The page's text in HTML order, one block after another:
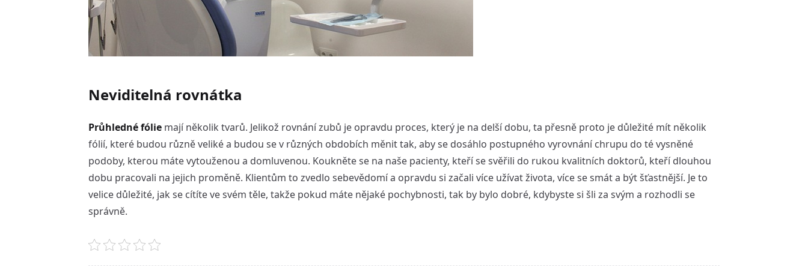
Neviditelná rovnátka
Průhledné fólie mají několik tvarů. Jelikož rovnání zubů je opravdu proces, který je na delší dobu, ta přesně proto je důležité mít několik
fólií, které budou různě veliké a budou se v různých obdobích měnit tak, aby se dosáhlo postupného vyrovnání chrupu do té vysněné
podoby, kterou máte vytouženou a domluvenou. Koukněte se na naše pacienty, kteří se svěřili do rukou kvalitních doktorů, kteří dlouhou
dobu pracovali na jejich proměně. Klientům to zvedlo sebevědomí a opravdu si začali více užívat života, více se smát a být šťastnější. Je to
velice důležité, jak se cítíte ve svém těle, takže pokud máte nějaké pochybnosti, tak by bylo dobré, kdybyste si šli za svým a rozhodli se
správně.